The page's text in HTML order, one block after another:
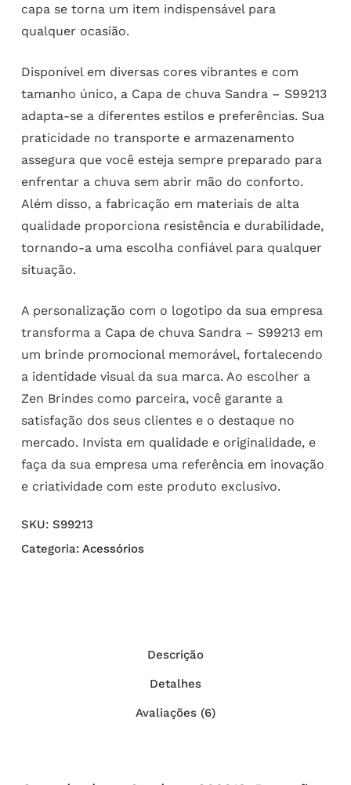
capa se torna um item indispensável para
qualquer ocasião.
Disponível em diversas cores vibrantes e com
tamanho único, a Capa de chuva Sandra – S99213
adapta-se a diferentes estilos e preferências. Sua
praticidade no transporte e armazenamento
assegura que você esteja sempre preparado para
enfrentar a chuva sem abrir mão do conforto.
Além disso, a fabricação em materiais de alta
qualidade proporciona resistência e durabilidade,
tornando-a uma escolha confiável para qualquer
situação.
A personalização com o logotipo da sua empresa
transforma a Capa de chuva Sandra – S99213 em
um brinde promocional memorável, fortalecendo
a identidade visual da sua marca. Ao escolher a
Zen Brindes como parceira, você garante a
satisfação dos seus clientes e o destaque no
mercado. Invista em qualidade e originalidade, e
faça da sua empresa uma referência em inovação
e criatividade com este produto exclusivo.
SKU: S99213
Categoria: Acessórios
Descrição
Detalhes
Avaliações (6)